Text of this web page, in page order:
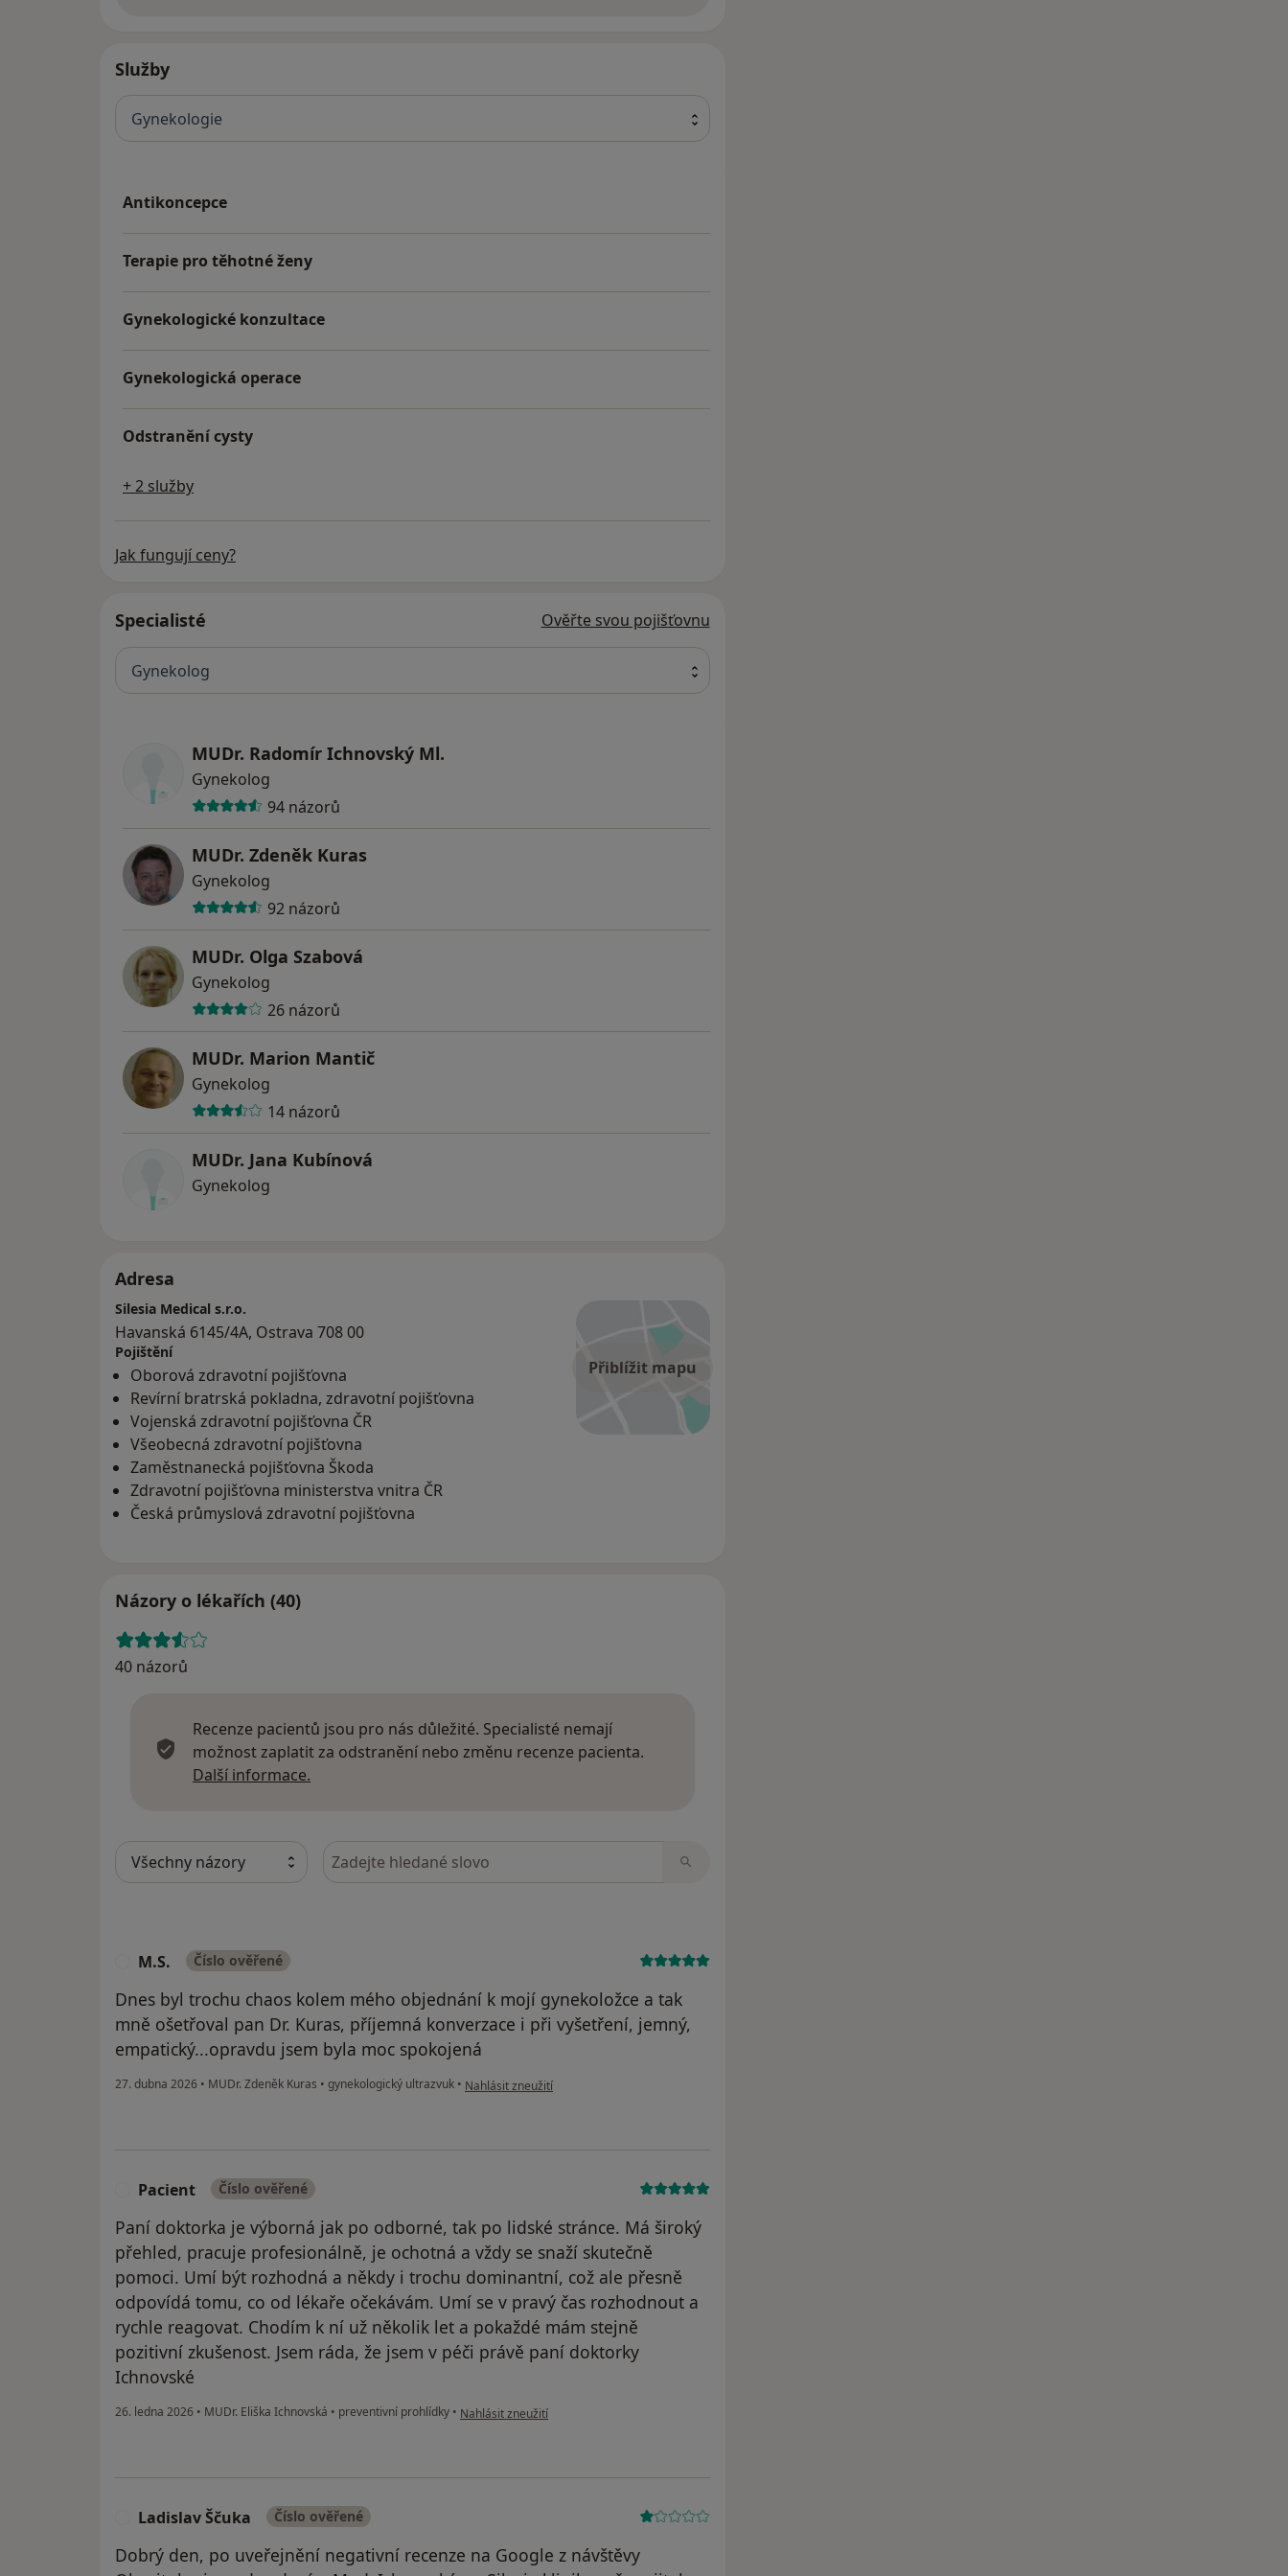
Služby
Gynekologie
Antikoncepce
Terapie pro těhotné ženy
Gynekologické konzultace
Gynekologická operace
Odstranění cysty
+ 2 služby
Jak fungují ceny?
Specialisté Ověřte svou pojišťovnu
Gynekolog
MUDr. Radomír Ichnovský Ml.
Gynekolog
94 názorů
MUDr. Zdeněk Kuras
Gynekolog
92 názorů
MUDr. Olga Szabová
Gynekolog
26 názorů
MUDr. Marion Mantič
Gynekolog
14 názorů
MUDr. Jana Kubínová
Gynekolog
Adresa
Přiblížit mapu
Silesia Medical s.r.o.
Havanská 6145/4A, Ostrava 708 00
Pojištění
Oborová zdravotní pojišťovna
Revírní bratrská pokladna, zdravotní pojišťovna
Vojenská zdravotní pojišťovna ČR
Všeobecná zdravotní pojišťovna
Zaměstnanecká pojišťovna Škoda
Zdravotní pojišťovna ministerstva vnitra ČR
Česká průmyslová zdravotní pojišťovna
Názory o lékařích (40)
40 názorů
Recenze pacientů jsou pro nás důležité. Specialisté nemají
možnost zaplatit za odstranění nebo změnu recenze pacienta.
Další informace.
Hledejte v názorech
M.S. Číslo ověřené
Dnes byl trochu chaos kolem mého objednání k mojí gynekoložce a tak
mně ošetřoval pan Dr. Kuras, příjemná konverzace i při vyšetření, jemný,
empatický...opravdu jsem byla moc spokojená
27. dubna 2026 • MUDr. Zdeněk Kuras • gynekologický ultrazvuk • podle názoru uživatele M.S.
Nahlásit zneužití
Pacient Číslo ověřené
Paní doktorka je výborná jak po odborné, tak po lidské stránce. Má široký
přehled, pracuje profesionálně, je ochotná a vždy se snaží skutečně
pomoci. Umí být rozhodná a někdy i trochu dominantní, což ale přesně
odpovídá tomu, co od lékaře očekávám. Umí se v pravý čas rozhodnout a
rychle reagovat. Chodím k ní už několik let a pokaždé mám stejně
pozitivní zkušenost. Jsem ráda, že jsem v péči právě paní doktorky
Ichnovské
26. ledna 2026 • MUDr. Eliška Ichnovská • preventivní prohlídky • podle názoru uživatele Pacient
Nahlásit zneužití
Ladislav Ščuka Číslo ověřené
Dobrý den, po uveřejnění negativní recenze na Google z návštěvy